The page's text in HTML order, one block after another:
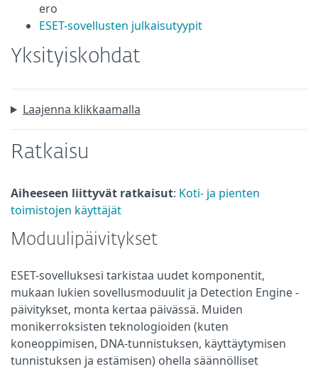
ero
ESET-sovellusten julkaisutyypit
Yksityiskohdat
Laajenna klikkaamalla
Ratkaisu
Aiheeseen liittyvät ratkaisut: Koti- ja pienten
toimistojen käyttäjät
Moduulipäivitykset
ESET-sovelluksesi tarkistaa uudet komponentit,
mukaan lukien sovellusmoduulit ja Detection Engine -
päivitykset, monta kertaa päivässä. Muiden
monikerroksisten teknologioiden (kuten
koneoppimisen, DNA-tunnistuksen, käyttäytymisen
tunnistuksen ja estämisen) ohella säännölliset